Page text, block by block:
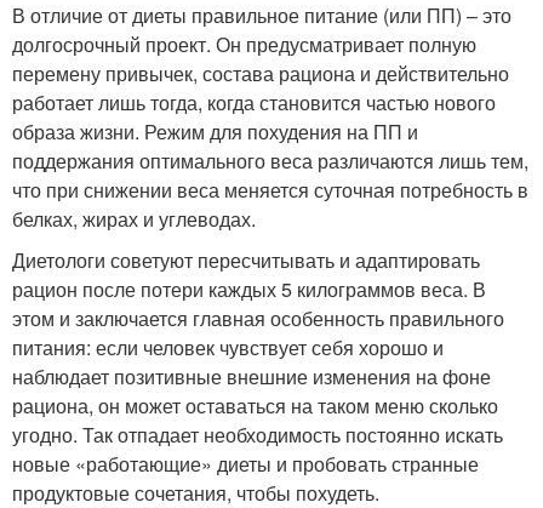
В отличие от диеты правильное питание (или ПП) – это
долгосрочный проект. Он предусматривает полную
перемену привычек, состава рациона и действительно
работает лишь тогда, когда становится частью нового
образа жизни. Режим для похудения на ПП и
поддержания оптимального веса различаются лишь тем,
что при снижении веса меняется суточная потребность в
белках, жирах и углеводах.
Диетологи советуют пересчитывать и адаптировать
рацион после потери каждых 5 килограммов веса. В
этом и заключается главная особенность правильного
питания: если человек чувствует себя хорошо и
наблюдает позитивные внешние изменения на фоне
рациона, он может оставаться на таком меню сколько
угодно. Так отпадает необходимость постоянно искать
новые «работающие» диеты и пробовать странные
продуктовые сочетания, чтобы похудеть.